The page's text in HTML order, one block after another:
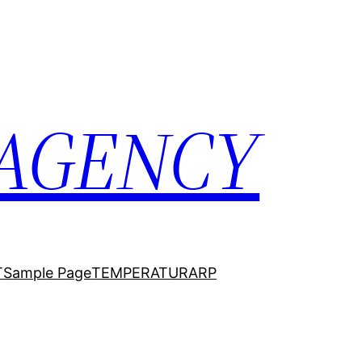
Sample PageTEMPERATURARP